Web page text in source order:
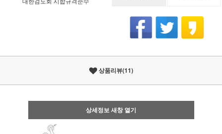
상품리뷰(11)
상세정보 새창 열기